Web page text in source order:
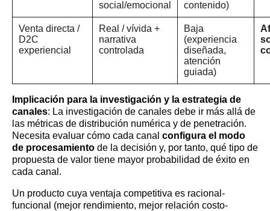
social/emocional
contenido)
Venta directa /
D2C
experiencial
Real / vívida +
narrativa
controlada
Baja
(experiencia
diseñada,
atención
guiada)
Implicación para la investigación y la estrategia de
canales: La investigación de canales debe ir más allá de
las métricas de distribución numérica y de penetración.
Necesita evaluar cómo cada canal configura el modo
de procesamiento de la decisión y, por tanto, qué tipo de
propuesta de valor tiene mayor probabilidad de éxito en
cada canal.
Un producto cuya ventaja competitiva es racional-
funcional (mejor rendimiento, mejor relación costo-